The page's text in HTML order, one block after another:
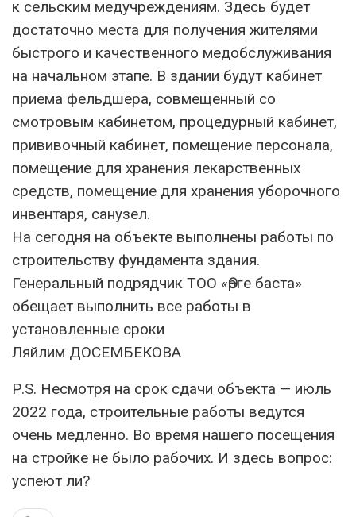
к сельским медучреждениям. Здесь будет
достаточно места для получения жителями
быстрого и качественного медобслуживания
на начальном этапе. В здании будут кабинет
приема фельдшера, совмещенный со
смотровым кабинетом, процедурный кабинет,
прививочный кабинет, помещение персонала,
помещение для хранения лекарственных
средств, помещение для хранения уборочного
инвентаря, санузел.
На сегодня на объекте выполнены работы по
строительству фундамента здания.
Генеральный подрядчик ТОО «Өрге баста»
обещает выполнить все работы в
установленные сроки
Ляйлим ДОСЕМБЕКОВА
Р.S. Несмотря на срок сдачи объекта — июль
2022 года, строительные работы ведутся
очень медленно. Во время нашего посещения
на стройке не было рабочих. И здесь вопрос:
успеют ли?